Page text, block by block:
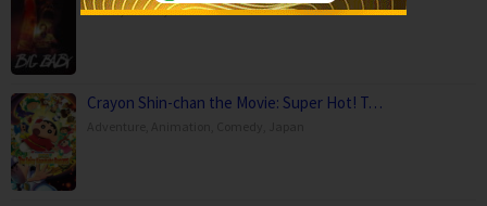
Horror,Movies,USA
Crayon Shin-chan the Movie: Super Hot! T…